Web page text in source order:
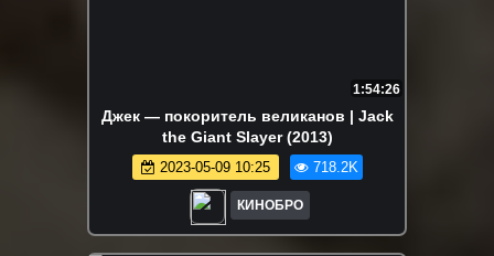
1:54:26
Джек — покоритель великанов | Jack
the Giant Slayer (2013)
2023-05-09 10:25 718.2K
КИНОБРО